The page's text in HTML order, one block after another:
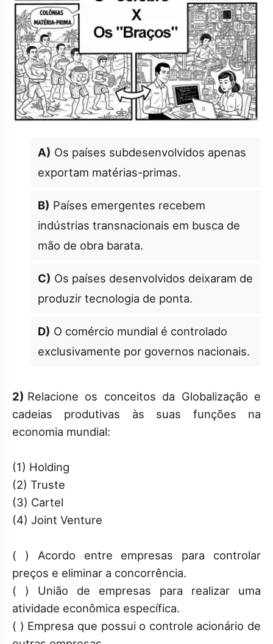
A) Os países subdesenvolvidos apenas
exportam matérias-primas.
B) Países emergentes recebem
indústrias transnacionais em busca de
mão de obra barata.
C) Os países desenvolvidos deixaram de
produzir tecnologia de ponta.
D) O comércio mundial é controlado
exclusivamente por governos nacionais.
2) Relacione os conceitos da Globalização e
cadeias produtivas às suas funções na
economia mundial:
(1) Holding
(2) Truste
(3) Cartel
(4) Joint Venture
( ) Acordo entre empresas para controlar
preços e eliminar a concorrência.
( ) União de empresas para realizar uma
atividade econômica específica.
( ) Empresa que possui o controle acionário de